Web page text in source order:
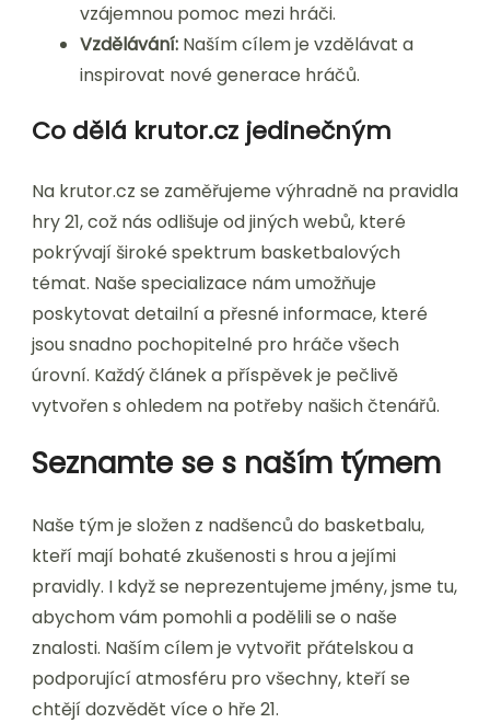
vzájemnou pomoc mezi hráči.
Vzdělávání: Naším cílem je vzdělávat a
inspirovat nové generace hráčů.
Co dělá krutor.cz jedinečným
Na krutor.cz se zaměřujeme výhradně na pravidla
hry 21, což nás odlišuje od jiných webů, které
pokrývají široké spektrum basketbalových
témat. Naše specializace nám umožňuje
poskytovat detailní a přesné informace, které
jsou snadno pochopitelné pro hráče všech
úrovní. Každý článek a příspěvek je pečlivě
vytvořen s ohledem na potřeby našich čtenářů.
Seznamte se s naším týmem
Naše tým je složen z nadšenců do basketbalu,
kteří mají bohaté zkušenosti s hrou a jejími
pravidly. I když se neprezentujeme jmény, jsme tu,
abychom vám pomohli a podělili se o naše
znalosti. Naším cílem je vytvořit přátelskou a
podporující atmosféru pro všechny, kteří se
chtějí dozvědět více o hře 21.